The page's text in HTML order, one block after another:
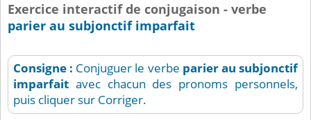
Exercice interactif de conjugaison - verbe
parier au subjonctif imparfait
Consigne : Conjuguer le verbe parierau subjonctif
imparfait avec chacun des pronoms personnels,
puis cliquer sur Corriger.